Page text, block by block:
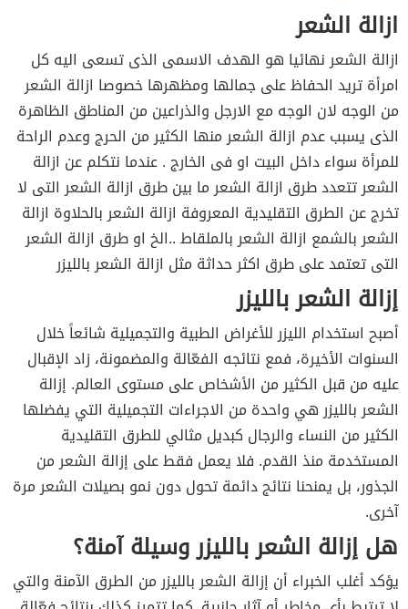
ازالة الشعر
ازالة الشعر نهائيا هو الهدف الاسمى الذى تسعى اليه كل
امرأة تريد الحفاظ على جمالها ومظهرها خصوصا ازالة الشعر
من الوجه لان الوجه مع الارجل والذراعين من المناطق الظاهرة
الذى يسبب عدم ازالة الشعر منها الكثير من الحرج وعدم الراحة
للمرأة سواء داخل البيت او فى الخارج . عندما نتكلم عن ازالة
الشعر تتعدد طرق ازالة الشعر ما بين طرق ازالة الشعر التى لا
تخرج عن الطرق التقليدية المعروفة ازالة الشعر بالحلاوة ازالة
الشعر بالشمع ازالة الشعر بالملقاط ..الخ او طرق ازالة الشعر
التى تعتمد على طرق اكثر حداثة مثل ازالة الشعر بالليزر
إزالة الشعر بالليزر
أصبح استخدام الليزر للأغراض الطبية والتجميلية شائعاً خلال
السنوات الأخيرة، فمع نتائجه الفعّالة والمضمونة، زاد الإقبال
عليه من قبل الكثير من الأشخاص على مستوى العالم. إزالة
الشعر بالليزر هي واحدة من الاجراءات التجميلية التي يفضلها
الكثير من النساء والرجال كبديل مثالي للطرق التقليدية
المستخدمة منذ القدم. فلا يعمل فقط على إزالة الشعر من
الجذور، بل يمنحنا نتائج دائمة تحول دون نمو بصيلات الشعر مرة
آخرى.
هل إزالة الشعر بالليزر وسيلة آمنة؟
يؤكد أغلب الخبراء أن إزالة الشعر بالليزر من الطرق الآمنة والتي